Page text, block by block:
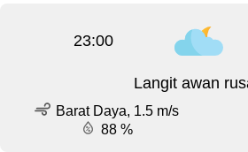
23:00
Langit awan
Barat Daya, 1.5 m/s
88 %